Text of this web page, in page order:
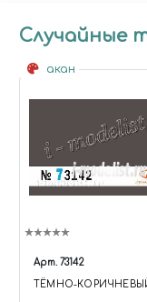
Случайные
акан
Арт. 73142
ТЁМНО-